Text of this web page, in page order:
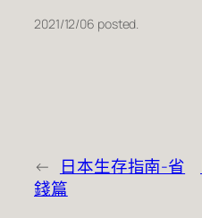
2021/12/06 posted.
←
日本生存指南-省
錢篇